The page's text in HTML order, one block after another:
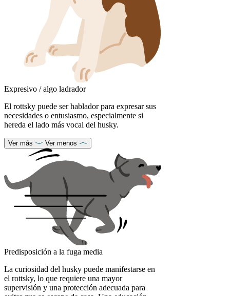
Expresivo / algo ladrador
El rottsky puede ser hablador para expresar sus
necesidades o entusiasmo, especialmente si
hereda el lado más vocal del husky.
Ver más Ver menos
Predisposición a la fuga media
La curiosidad del husky puede manifestarse en
el rottsky, lo que requiere una mayor
supervisión y una protección adecuada para